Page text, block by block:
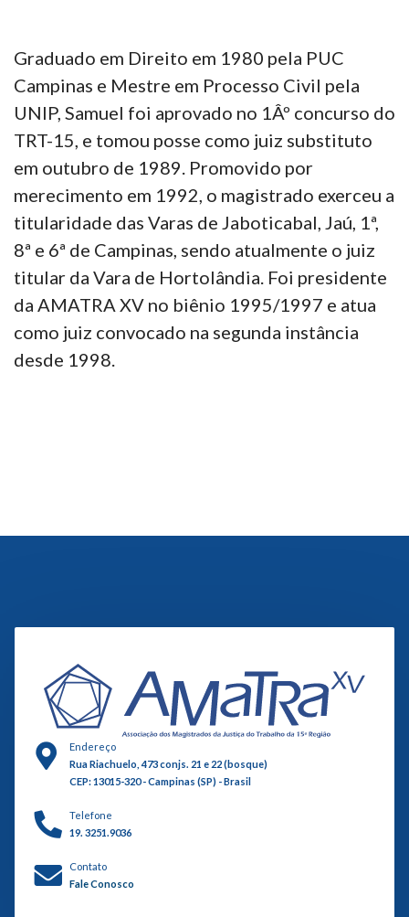
Graduado em Direito em 1980 pela PUC
Campinas e Mestre em Processo Civil pela
UNIP, Samuel foi aprovado no 1Âº concurso do
TRT-15, e tomou posse como juiz substituto
em outubro de 1989. Promovido por
merecimento em 1992, o magistrado exerceu a
titularidade das Varas de Jaboticabal, Jaú, 1ª,
8ª e 6ª de Campinas, sendo atualmente o juiz
titular da Vara de Hortolândia. Foi presidente
da AMATRA XV no biênio 1995/1997 e atua
como juiz convocado na segunda instância
desde 1998.
Endereço
Rua Riachuelo, 473 conjs. 21 e 22 (bosque)
CEP: 13015-320 - Campinas (SP) - Brasil
Telefone
19. 3251.9036
Contato
Fale Conosco